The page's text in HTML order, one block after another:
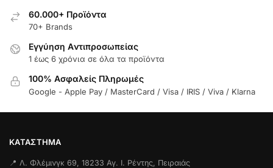
60.000+ Προϊόντα
70+ Brands
Εγγύηση Aντιπροσωπείας
1 έως 6 χρόνια σε όλα τα προϊόντα
100% Ασφαλείς Πληρωμές
Google - Apple Pay / MasterCard / Visa / IRIS / Viva / Klarna
ΚΑΤΆΣΤΗΜΑ
📍 Λ. Φλέμινγκ 69, 18233 Αγ. Ι. Ρέντης, Πειραιάς